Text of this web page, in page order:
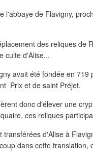
l'abbaye de Flavigny,
des reliques de
culte d'Alise...
avait été fondée en
Prix et de saint Préjet.
donc d'élever une
ces reliques
transférées d'Alise à
dans cette